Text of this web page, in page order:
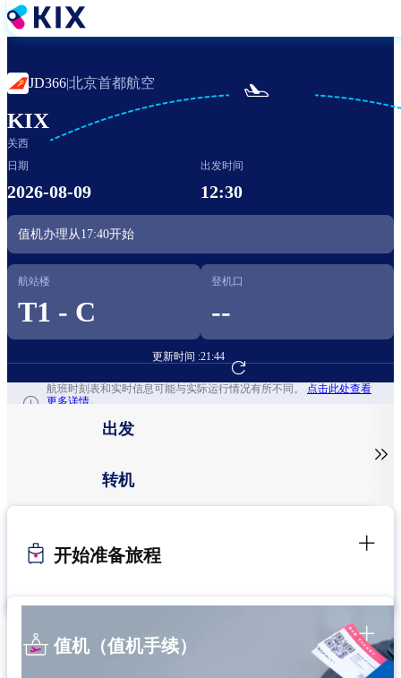
跳
转
主
要
容
JD366|北京首都航空
KIX
关西

日期
2026-08-09
出发时间
12:30
值机办理从17:40开始
航站楼
T1 - C
登机口
--
更新时间 :21:44
前往航班预订
航班时刻表和实时信息可能与实际运行情况有所不同。 点击此处查看
更多详情。
出发
转机

开始准备旅程
值机（值机手续）